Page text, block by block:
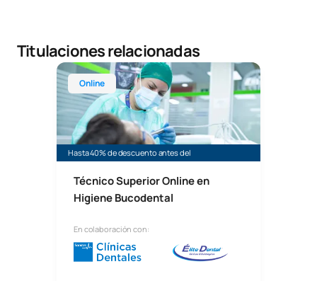
Titulaciones relacionadas
Online
Hasta 40% de descuento antes del
Técnico Superior Online en
Higiene Bucodental
En colaboración con:
Técnico Superior Online en Higiene Bucodental